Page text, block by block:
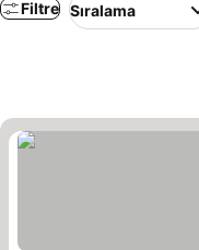
Filtre Sıralama